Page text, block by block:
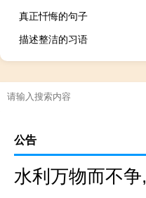
真正忏悔的句子
描述整洁的习语
公告
水利万物而不争,